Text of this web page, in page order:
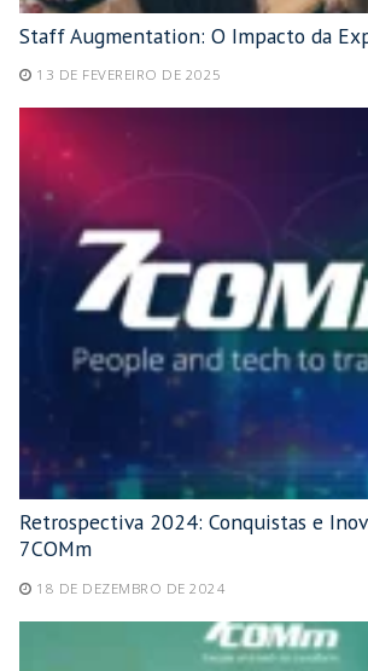
Staff Augmentation: O Impacto da
13 DE FEVEREIRO DE 2025
Retrospectiva 2024: Conquistas e
7COMm
18 DE DEZEMBRO DE 2024